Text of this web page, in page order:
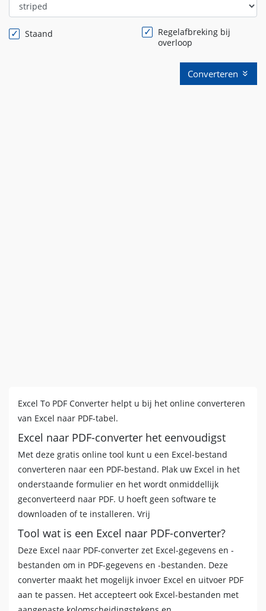
Staand
Regelafbreking bij
overloop
Converteren
Excel To PDF Converter helpt u bij het online converteren
van Excel naar PDF-tabel.
Excel naar PDF-converter het eenvoudigst
Met deze gratis online tool kunt u een Excel-bestand
converteren naar een PDF-bestand. Plak uw Excel in het
onderstaande formulier en het wordt onmiddellijk
geconverteerd naar PDF. U hoeft geen software te
downloaden of te installeren. Vrij
Tool wat is een Excel naar PDF-converter?
Deze Excel naar PDF-converter zet Excel-gegevens en -
bestanden om in PDF-gegevens en -bestanden. Deze
converter maakt het mogelijk invoer Excel en uitvoer PDF
aan te passen. Het accepteert ook Excel-bestanden met